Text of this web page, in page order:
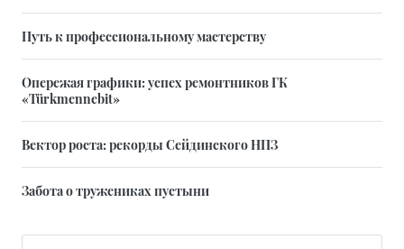
Путь к профессиональному мастерству
Опережая графики: успех ремонтников ГК
«Türkmennebit»
Вектор роста: рекорды Сейдинского НПЗ
Забота о тружениках пустыни